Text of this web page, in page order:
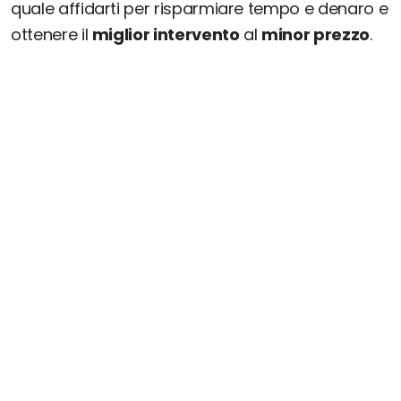
quale affidarti per risparmiare tempo e denaro e
ottenere il miglior intervento al minor prezzo.